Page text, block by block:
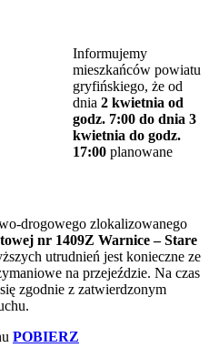
Informujemy
mieszkańców powiatu
gryfińskiego, że od
dnia 2 kwietnia od
godz. 7:00 do dnia 3
kwietnia do godz.
17:00 planowane
drogowego zlokalizowanego
nr 1409Z Warnice – Stare
utrudnień jest konieczne ze
na przejeździe. Na czas
zgodnie z zatwierdzonym
POBIERZ